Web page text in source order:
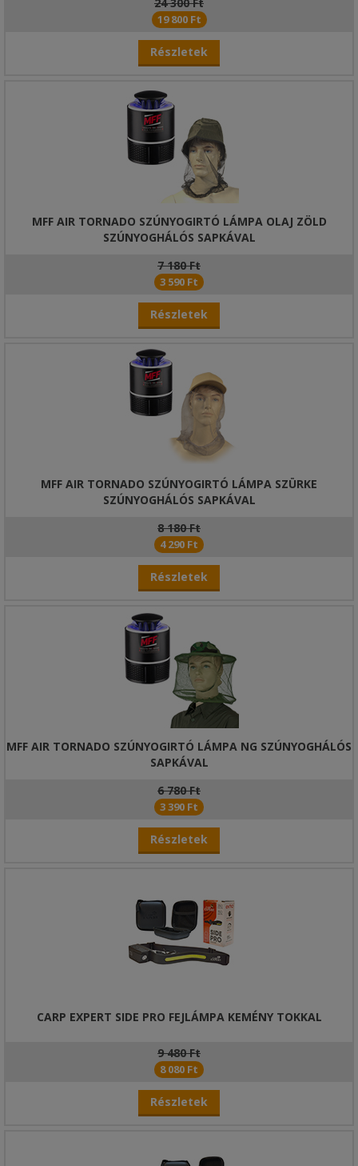
19 800 Ft
Részletek
MFF AIR TORNADO SZÚNYOGIRTÓ LÁMPA OLAJ ZÖLD
SZÚNYOGHÁLÓS SAPKÁVAL
7 180 Ft
3 590 Ft
Részletek
MFF AIR TORNADO SZÚNYOGIRTÓ LÁMPA SZÜRKE
SZÚNYOGHÁLÓS SAPKÁVAL
8 180 Ft
4 290 Ft
Részletek
MFF AIR TORNADO SZÚNYOGIRTÓ LÁMPA NG SZÚNYOGHÁLÓS
SAPKÁVAL
6 780 Ft
3 390 Ft
Részletek
CARP EXPERT SIDE PRO FEJLÁMPA KEMÉNY TOKKAL
9 480 Ft
8 080 Ft
Részletek